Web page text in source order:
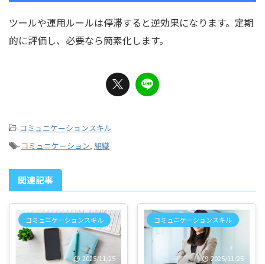
ツールや運用ルールは停滞すると逆効果になります。定期
的に評価し、必要なら簡素化します。
-コミュニケーションスキル
-コミュニケーション, 組織
関連記事
コミュニケーションスキル
2025/11/25
コミュニケーションスキル
2025/11/25